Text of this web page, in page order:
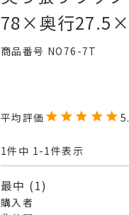
78×奥行27.5×
商品番号 NO76-7T
1件中 1-1件表示
最中 1
購入者